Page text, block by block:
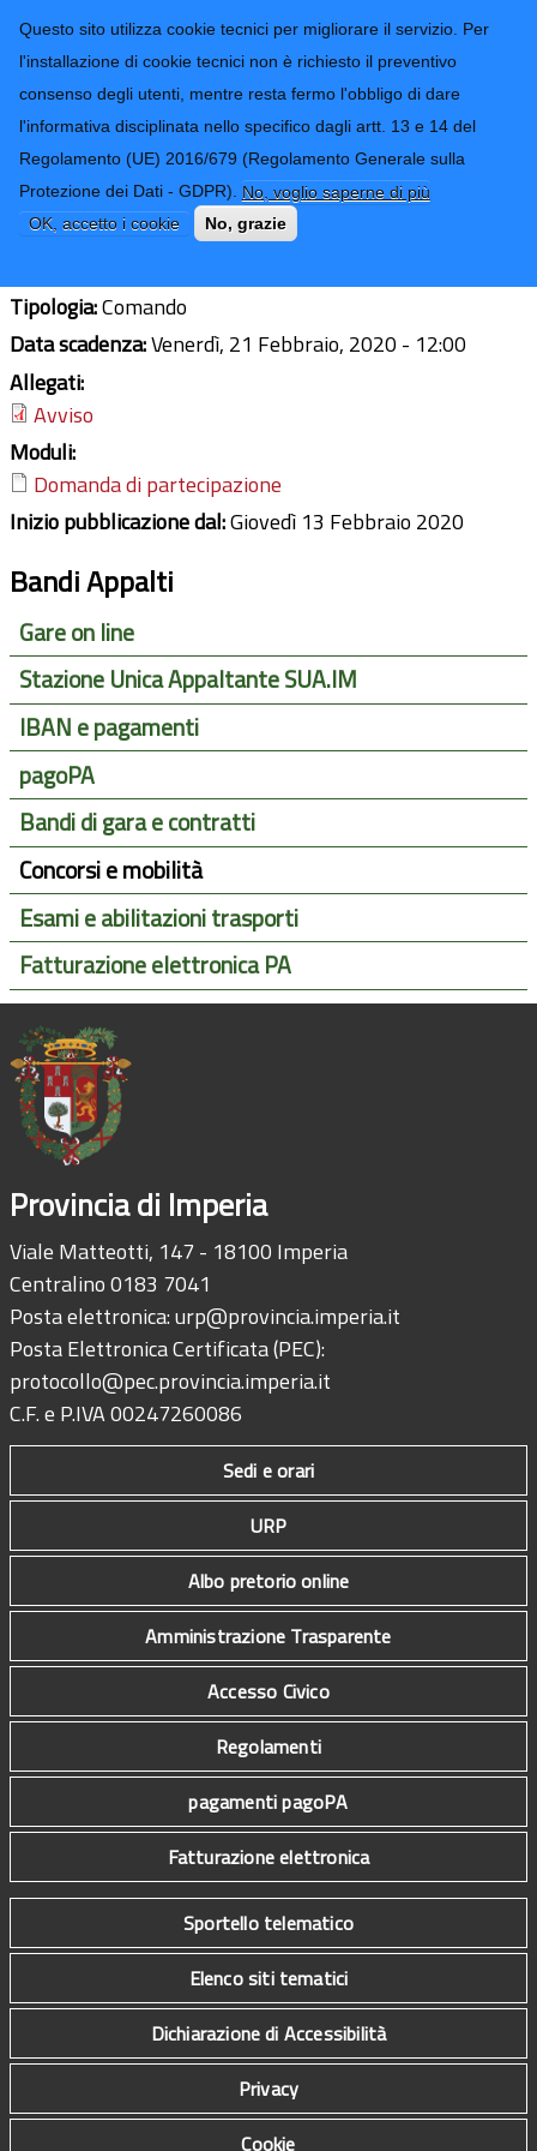
Questo sito utilizza cookie tecnici per migliorare il servizio. Per
l'installazione di cookie tecnici non è richiesto il preventivo
consenso degli utenti, mentre resta fermo l'obbligo di dare
l'informativa disciplinata nello specifico dagli artt. 13 e 14 del
Regolamento (UE) 2016/679 (Regolamento Generale sulla
Protezione dei Dati - GDPR). No, voglio saperne di più
OK, accetto i cookie
No, grazie
Provincia di
Imperia
CONTATTI-URP
TRASPARENZA
Form di ricerca
Avviso pubblico per comando Agente
di Polizia Locale Istruttore Cat. C.
Tipologia:Comando
Data scadenza:Venerdì, 21 Febbraio, 2020 - 12:00
Allegati:
Avviso
Moduli:
Domanda di partecipazione
Inizio pubblicazione dal:Giovedì 13 Febbraio 2020
Bandi Appalti
Gare on line
Stazione Unica Appaltante SUA.IM
IBAN e pagamenti
pagoPA
Bandi di gara e contratti
Concorsi e mobilità
Esami e abilitazioni trasporti
Fatturazione elettronica PA
Provincia di Imperia
Viale Matteotti, 147 - 18100 Imperia
Centralino 0183 7041
Posta elettronica:urp@provincia.imperia.it
Posta Elettronica Certificata (PEC):
protocollo@pec.provincia.imperia.it
C.F. e P.IVA 00247260086
Sedi e orari
URP
Albo pretorio online
Amministrazione Trasparente
Accesso Civico
Regolamenti
pagamenti pagoPA
Fatturazione elettronica
Sportello telematico
Elenco siti tematici
Dichiarazione di Accessibilità
Privacy
Cookie